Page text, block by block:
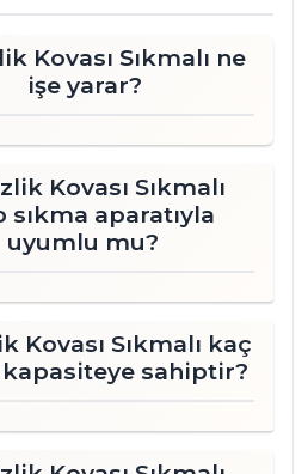
Kovası Sıkmalı ne
işe yarar?
Kovası Sıkmalı
sıkma aparatıyla
uyumlu mu?
Kovası Sıkmalı kaç
sahiptir?